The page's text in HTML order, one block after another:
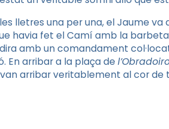
lletres una per una, el Jaume va
havia fet el Camí amb la
amb un comandament
En arribar a la plaça de
arribar veritablement al cor de